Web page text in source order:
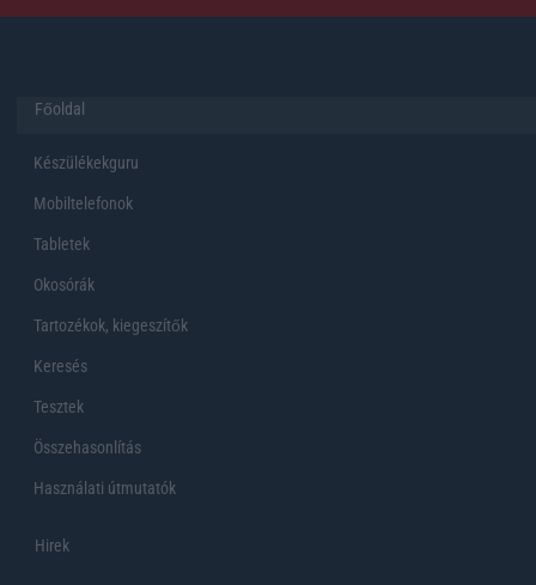
Főoldal
Készülékekguru
Mobiltelefonok
Tabletek
Okosórák
Tartozékok, kiegeszítők
Keresés
Tesztek
Összehasonlítás
Használati útmutatók
Hirek